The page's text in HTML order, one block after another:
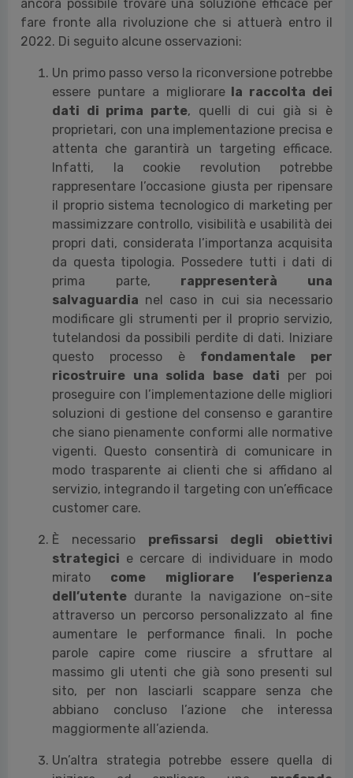
ancora possibile trovare una soluzione efficace per
fare fronte alla rivoluzione che si attuerà entro il
2022. Di seguito alcune osservazioni:
Un primo passo verso la riconversione potrebbe
essere puntare a migliorarela raccolta dei
dati di prima parte, quelli di cui già si è
proprietari, con una implementazione precisa e
attenta che garantirà un targeting efficace.
Infatti, la cookie revolution potrebbe
rappresentare l’occasione giusta per ripensare
il proprio sistema tecnologico di marketing per
massimizzare controllo, visibilità e usabilità dei
propri dati, considerata l’importanza acquisita
da questa tipologia. Possedere tutti i dati di
prima parte, rappresenterà una
salvaguardia nel caso in cui sia necessario
modificare gli strumenti per il proprio servizio,
tutelandosi da possibili perdite di dati. Iniziare
questo processo è fondamentale per
ricostruire una solida base
dati per poi
proseguire con l’implementazione delle migliori
soluzioni di gestione del consenso e garantire
che siano pienamente conformi alle normative
vigenti. Questo consentirà di comunicare in
modo trasparente ai clienti che si affidano al
servizio, integrando il targeting con un’efficace
customer care.
È necessario prefissarsi degli obiettivi
strategici e cercare di individuare in modo
mirato come migliorare l’esperienza
dell’utente durante la navigazione on-site
attraverso un percorso personalizzato al fine
aumentare le performance finali. In poche
parole capire come riuscire a sfruttare al
massimo gli utenti che già sono presenti sul
sito, per non lasciarli scappare senza che
abbiano concluso l’azione che interessa
maggiormente all’azienda.
Un’altra strategia potrebbe essere quella di